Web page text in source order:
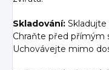
Skladování:
Chraňte před přímým
Uchovávejte mimo